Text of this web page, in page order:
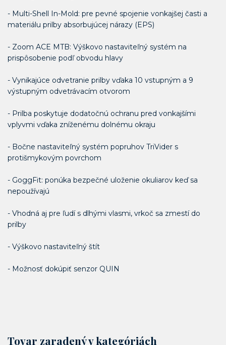
- Multi-Shell In-Mold: pre pevné spojenie vonkajšej časti a
materiálu prilby absorbujúcej nárazy (EPS)
- Zoom ACE MTB: Výškovo nastaviteľný systém na
prispôsobenie podľ obvodu hlavy
- Vynikajúce odvetranie prilby vďaka 10 vstupným a 9
výstupným odvetrávacím otvorom
- Prilba poskytuje dodatočnú ochranu pred vonkajšími
vplyvmi vďaka zníženému dolnému okraju
- Bočne nastaviteľný systém popruhov TriVider s
protišmykovým povrchom
- GoggFit: ponúka bezpečné uloženie okuliarov keď sa
nepoužívajú
- Vhodná aj pre ľudí s dlhými vlasmi, vrkoč sa zmestí do
prilby
- Výškovo nastaviteľný štít
- Možnosť dokúpiť senzor QUIN
Tovar zaradený v kategóriách